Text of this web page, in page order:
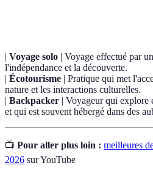
| Voyage solo | Voyage effectué par
l'indépendance et la découverte.
| Écotourisme | Pratique qui met
nature et les interactions culturelles.
| Backpacker | Voyageur qui explore
et qui est souvent hébergé dans des
📺 Pour aller plus loin : meilleures
2026 sur YouTube